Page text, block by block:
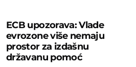
ECB upozorava: Vlade
evrozone više nemaju
prostor za izdašnu
državanu pomoć